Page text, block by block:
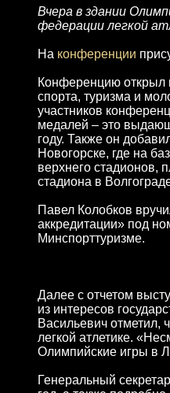
Вчера в здании
федерации легкой
На конференции
Конференцию открыл
спорта, туризма и
участников
медалей – это
году. Также он
Новогорске, где на
верхнего стадионов,
стадиона в
Павел Колобков
аккредитации» под
Минспорттуризме.
Далее с отчетом
из интересов
Васильевич отметил,
легкой атлетике.
Олимпийские игры в
Генеральный